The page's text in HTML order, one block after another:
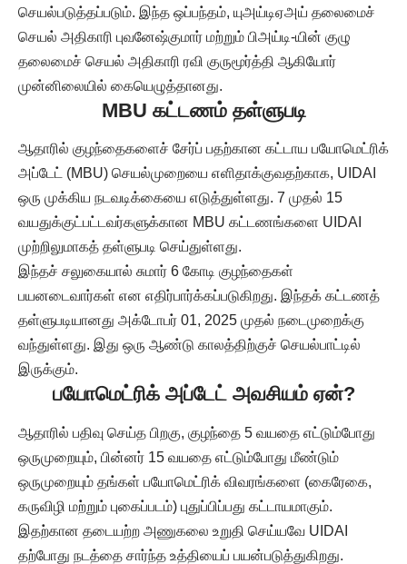
செயல்படுத்தப்படும். இந்த ஒப்பந்தம், யுஅய்டிஏஅய் தலைமைச்
செயல் அதிகாரி புவனேஷ்குமார் மற்றும் பிஅய்டி-யின் குழு
தலைமைச் செயல் அதிகாரி ரவி குருமூர்த்தி ஆகியோர்
முன்னிலையில் கையெழுத்தானது.
MBU கட்டணம் தள்ளுபடி
ஆதாரில் குழந்தைகளைச் சேர்ப் பதற்கான கட்டாய பயோமெட்ரிக்
அப்டேட் (MBU) செயல்முறையை எளிதாக்குவதற்காக, UIDAI
ஒரு முக்கிய நடவடிக்கையை எடுத்துள்ளது. 7 முதல் 15
வயதுக்குட்பட்டவர்களுக்கான MBU கட்டணங்களை UIDAI
முற்றிலுமாகத் தள்ளுபடி செய்துள்ளது.
இந்தச் சலுகையால் சுமார் 6 கோடி குழந்தைகள்
பயனடைவார்கள் என எதிர்பார்க்கப்படுகிறது. இந்தக் கட்டணத்
தள்ளுபடியானது அக்டோபர் 01, 2025 முதல் நடைமுறைக்கு
வந்துள்ளது. இது ஒரு ஆண்டு காலத்திற்குச் செயல்பாட்டில்
இருக்கும்.
பயோமெட்ரிக் அப்டேட் அவசியம் ஏன்?
ஆதாரில் பதிவு செய்த பிறகு, குழந்தை 5 வயதை எட்டும்போது
ஒருமுறையும், பின்னர் 15 வயதை எட்டும்போது மீண்டும்
ஒருமுறையும் தங்கள் பயோமெட்ரிக் விவரங்களை (கைரேகை,
கருவிழி மற்றும் புகைப்படம்) புதுப்பிப்பது கட்டாயமாகும்.
இதற்கான தடையற்ற அணுகலை உறுதி செய்யவே UIDAI
தற்போது நடத்தை சார்ந்த உத்தியைப் பயன்படுத்துகிறது.